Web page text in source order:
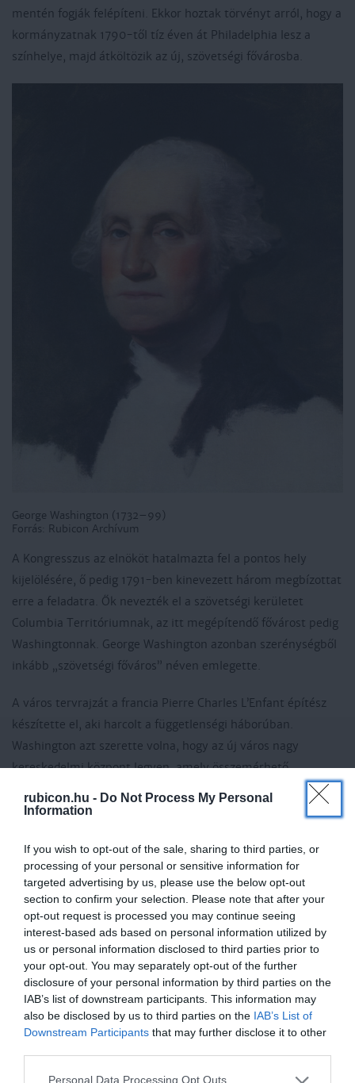
rubicon.hu - Do Not Process My Personal
Information
If you wish to opt-out of the sale, sharing to third parties, or
processing of your personal or sensitive information for
targeted advertising by us, please use the below opt-out
section to confirm your selection. Please note that after your
opt-out request is processed you may continue seeing
interest-based ads based on personal information utilized by
us or personal information disclosed to third parties prior to
your opt-out. You may separately opt-out of the further
disclosure of your personal information by third parties on the
IAB’s list of downstream participants. This information may
also be disclosed by us to third parties on the IAB’s List of
Downstream Participants that may further disclose it to other
Please note that this website/app uses one or more Google
Personal Data Processing Opt Outs
mentén fogják felépíteni. Ekkor hoztak törvényt arról, hogy a
kormányzatnak 1790-től tíz éven át Philadelphia lesz a
színhelye, majd átköltözik az új, szövetségi fővárosba.
George Washington (1732–99)
Forrás: Rubicon Archívum
A Kongresszus az elnököt hatalmazta fel a pontos hely
kijelölésére, ő pedig 1791-ben kinevezett három megbízottat
erre a feladatra. Ők nevezték el a szövetségi kerületet
Columbia Territóriumnak, az itt megépítendő fővárost pedig
Washingtonnak. George Washington azonban szerénységből
inkább „szövetségi főváros” néven emlegette.
A város tervrajzát a francia Pierre Charles L’Enfant építész
készítette el, aki harcolt a függetlenségi háborúban.
Washington azt szerette volna, hogy az új város nagy
kereskedelmi központ legyen, amely összemérhető
szétágazó sugárutak rendszerét tervezte meg, észak-dél és
központban az elnöki rezidenciával és a Kongresszus
épületével. E két épületet a Pennsylvania sugárút köti össze.
Csatornát is tervezett a városon keresztül, és sokkal
nagyobb elnöki rezidenciát, mint amilyen végül elkészült.
Sok vitája volt a három megbízottal, ezért Washington végül
elbocsátotta. De a várost ennek ellenére is nagyjából az ő
tervei alapján építették fel.
A Fehér Ház alapkövét 1792. október 13-án helyeztette el
James Hoban építész Washingtonban, amely az első